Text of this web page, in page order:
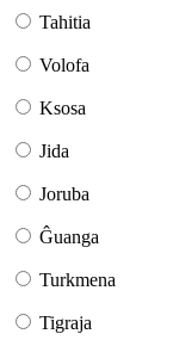
Tahitia
Volofa
Ksosa
Jida
Joruba
Ĝuanga
Turkmena
Tigraja